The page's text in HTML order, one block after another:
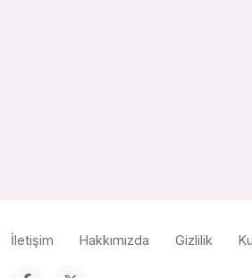
İletişim Hakkımızda Gizlilik